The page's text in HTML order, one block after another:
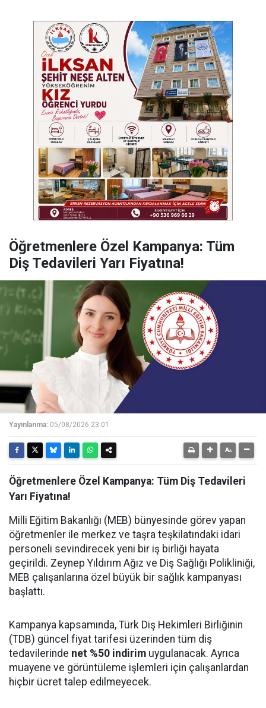
Öğretmenlere Özel Kampanya: Tüm
Diş Tedavileri Yarı Fiyatına!
Yayınlanma: 05/08/2026 23:01
Öğretmenlere Özel Kampanya: Tüm Diş Tedavileri
Yarı Fiyatına!
Milli Eğitim Bakanlığı (MEB) bünyesinde görev yapan
öğretmenler ile merkez ve taşra teşkilatındaki idari
personeli sevindirecek yeni bir iş birliği hayata
geçirildi. Zeynep Yıldırım Ağız ve Diş Sağlığı Polikliniği,
MEB çalışanlarına özel büyük bir sağlık kampanyası
başlattı.
Kampanya kapsamında, Türk Diş Hekimleri Birliğinin
(TDB) güncel fiyat tarifesi üzerinden tüm diş
tedavilerinde net %50 indirim uygulanacak. Ayrıca
muayene ve görüntüleme işlemleri için çalışanlardan
hiçbir ücret talep edilmeyecek.